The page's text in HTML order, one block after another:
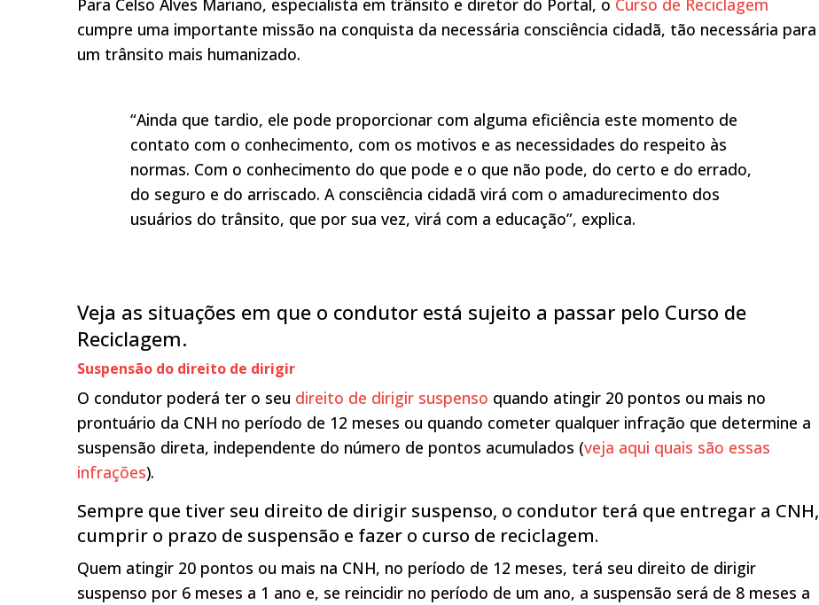
Para Celso Alves Mariano, especialista em trânsito e diretor do Portal, o Curso de Reciclagem
cumpre uma importante missão na conquista da necessária consciência cidadã, tão necessária para
um trânsito mais humanizado.
“Ainda que tardio, ele pode proporcionar com alguma eficiência este momento de
contato com o conhecimento, com os motivos e as necessidades do respeito às
normas. Com o conhecimento do que pode e o que não pode, do certo e do errado,
do seguro e do arriscado. A consciência cidadã virá com o amadurecimento dos
usuários do trânsito, que por sua vez, virá com a educação”, explica.
Veja as situações em que o condutor está sujeito a passar pelo Curso de
Reciclagem.
Suspensão do direito de dirigir
O condutor poderá ter o seu direito de dirigir suspenso quando atingir 20 pontos ou mais no
prontuário da CNH no período de 12 meses ou quando cometer qualquer infração que determine a
suspensão direta, independente do número de pontos acumulados (veja aqui quais são essas
infrações).
Sempre que tiver seu direito de dirigir suspenso, o condutor terá que entregar a CNH,
cumprir o prazo de suspensão e fazer o curso de reciclagem.
Quem atingir 20 pontos ou mais na CNH, no período de 12 meses, terá seu direito de dirigir
suspenso por 6 meses a 1 ano e, se reincidir no período de um ano, a suspensão será de 8 meses a